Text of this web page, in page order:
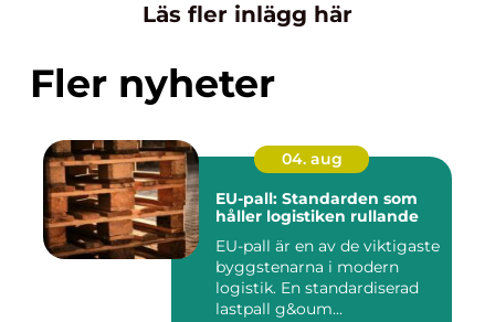
Läs fler inlägg här
Fler nyheter
04. aug
EU-pall: Standarden som
håller logistiken rullande
EU-pall är en av de viktigaste
byggstenarna i modern
logistik. En standardiserad
lastpall g&oum...